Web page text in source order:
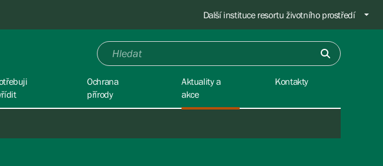
Další instituce resortu životního prostředí
Ochrana
přírody
Aktuality a
akce
Kontakty